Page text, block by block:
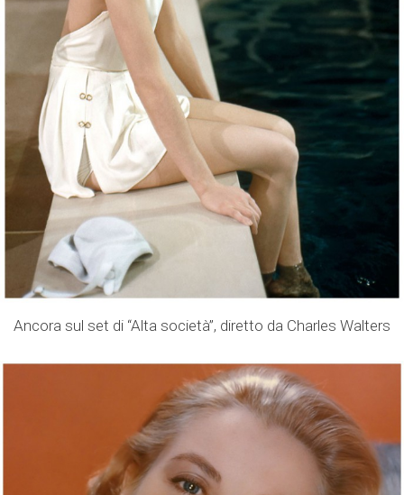
Ancora sul set di “Alta società”, diretto da Charles Walters